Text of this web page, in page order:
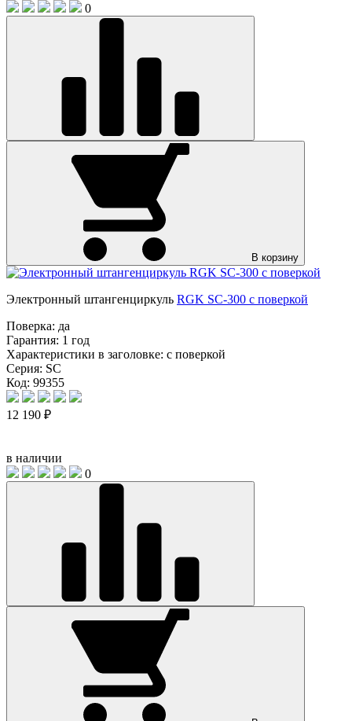
0
В корзину
Электронный штангенциркуль RGK SC-300 с поверкой
Поверка: да
Гарантия: 1 год
Характеристики в заголовке: с поверкой
Серия: SC
Код: 99355
12 190 ₽
в наличии
0